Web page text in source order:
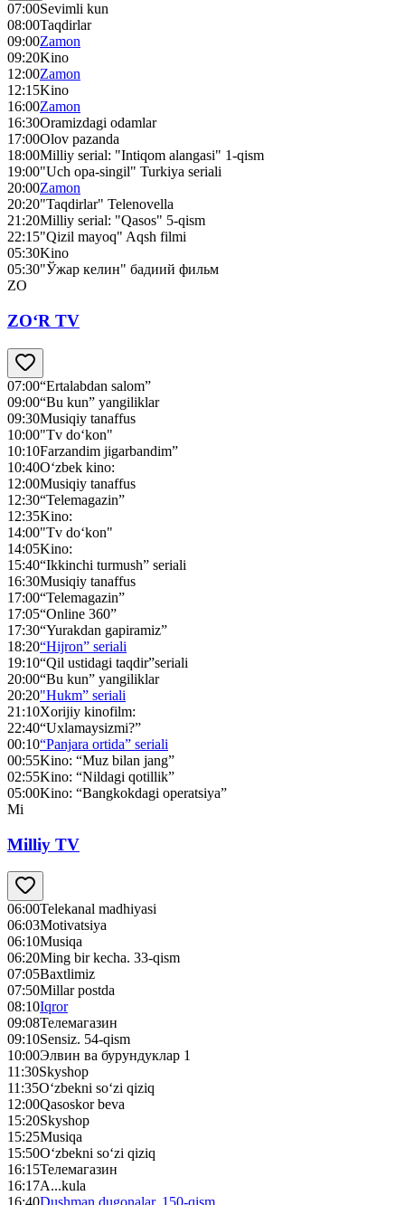
07:00Sevimli kun
08:00Taqdirlar
09:00Zamon
09:20Kino
12:00Zamon
12:15Kino
16:00Zamon
16:30Oramizdagi odamlar
17:00Olov pazanda
18:00Milliy serial: "Intiqom alangasi" 1-qism
19:00"Uch opa-singil" Turkiya seriali
20:00Zamon
20:20"Taqdirlar" Telenovella
21:20Milliy serial: "Qasos" 5-qism
22:15"Qizil mayoq" Aqsh filmi
05:30Kino
05:30"Ўжар келин" бадиий фильм
ZO
ZO‘R TV
07:00“Ertalabdan salom”
09:00“Bu kun” yangiliklar
09:30Musiqiy tanaffus
10:00"Tv do‘kon"
10:10Farzandim jigarbandim”
10:40O‘zbek kino:
12:00Musiqiy tanaffus
12:30“Telemagazin”
12:35Kino:
14:00"Tv do‘kon"
14:05Kino:
15:40“Ikkinchi turmush” seriali
16:30Musiqiy tanaffus
17:00“Telemagazin”
17:05“Online 360”
17:30“Yurakdan gapiramiz”
18:20“Hijron” seriali
19:10“Qil ustidagi taqdir”seriali
20:00“Bu kun” yangiliklar
20:20"Hukm” seriali
21:10Xorijiy kinofilm:
22:40“Uxlamaysizmi?”
00:10“Panjara ortida” seriali
00:55Kino: “Muz bilan jang”
02:55Kino: “Nildagi qotillik”
05:00Kino: “Bangkokdagi operatsiya”
Mi
Milliy TV
06:00Telekanal madhiyasi
06:03Motivatsiya
06:10Musiqa
06:20Ming bir kecha. 33-qism
07:05Baxtlimiz
07:50Millar postda
08:10Iqror
09:08Телемагазин
09:10Sensiz. 54-qism
10:00Элвин ва бурундуклар 1
11:30Skyshop
11:35O‘zbekni so‘zi qiziq
12:00Qasoskor beva
15:20Skyshop
15:25Musiqa
15:50O‘zbekni so‘zi qiziq
16:15Телемагазин
16:17A...kula